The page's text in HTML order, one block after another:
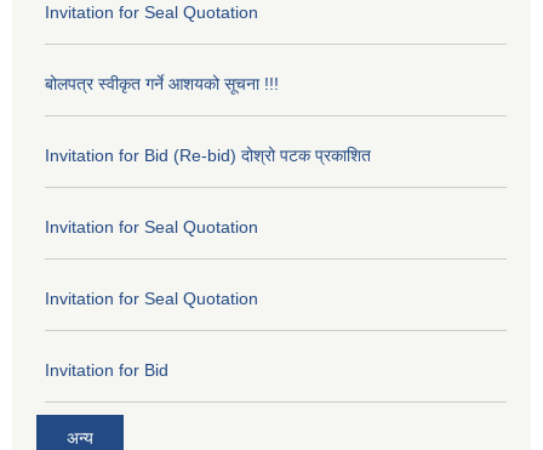
Invitation for Seal Quotation
बोलपत्र स्वीकृत गर्ने आशयको सूचना !!!
Invitation for Bid (Re-bid) दोश्रो पटक प्रकाशित
Invitation for Seal Quotation
Invitation for Seal Quotation
Invitation for Bid
अन्य